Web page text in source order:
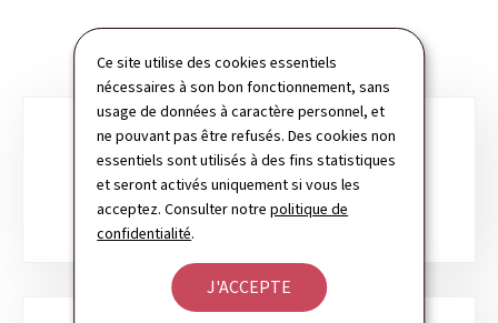
Ce site utilise des cookies essentiels
nécessaires à son bon fonctionnement, sans
usage de données à caractère personnel, et
ne pouvant pas être refusés. Des cookies non
essentiels sont utilisés à des fins statistiques
et seront activés uniquement si vous les
acceptez. Consulter notrepolitique de
confidentialité.
J'ACCEPTE
rubriquesTABLEAU DE BORD NATIONAL
COMPÉTITIVITÉ